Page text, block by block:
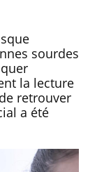
sourdes
la lecture
retrouver
a été